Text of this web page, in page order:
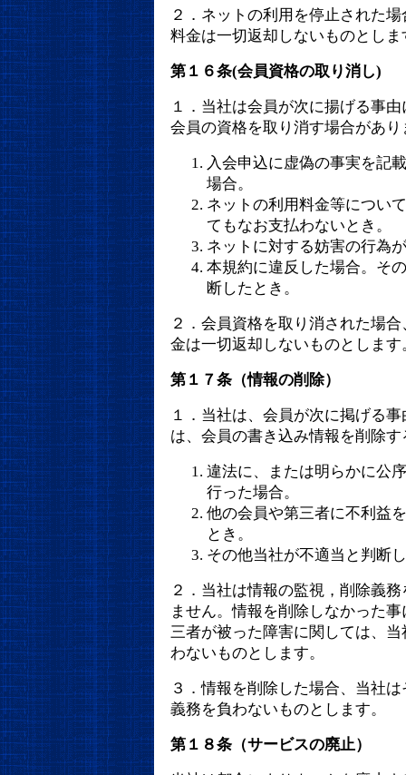
２．ネットの利用を停止された
料金は一切返却しないものとしま
第１６条(会員資格の取り消し)
１．当社は会員が次に揚げる事
会員の資格を取り消す場合があり
入会申込に虚偽の事実を記
場合。
ネットの利用料金等につい
てもなお支払わないとき。
ネットに対する妨害の行為
本規約に違反した場合。そ
断したとき。
２．会員資格を取り消された場
金は一切返却しないものとします
第１７条（情報の削除）
１．当社は、会員が次に掲げる
は、会員の書き込み情報を削除
違法に、または明らかに公
行った場合。
他の会員や第三者に不利益
とき。
その他当社が不適当と判断
２．当社は情報の監視，削除義
ません。情報を削除しなかった
三者が被った障害に関しては、
わないものとします。
３．情報を削除した場合、当社
義務を負わないものとします。
第１８条（サービスの廃止）